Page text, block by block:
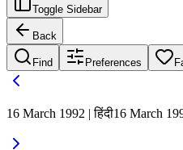
Toggle Sidebar
Back
Find Preferences
16 March 1992 | हिंदी16 March